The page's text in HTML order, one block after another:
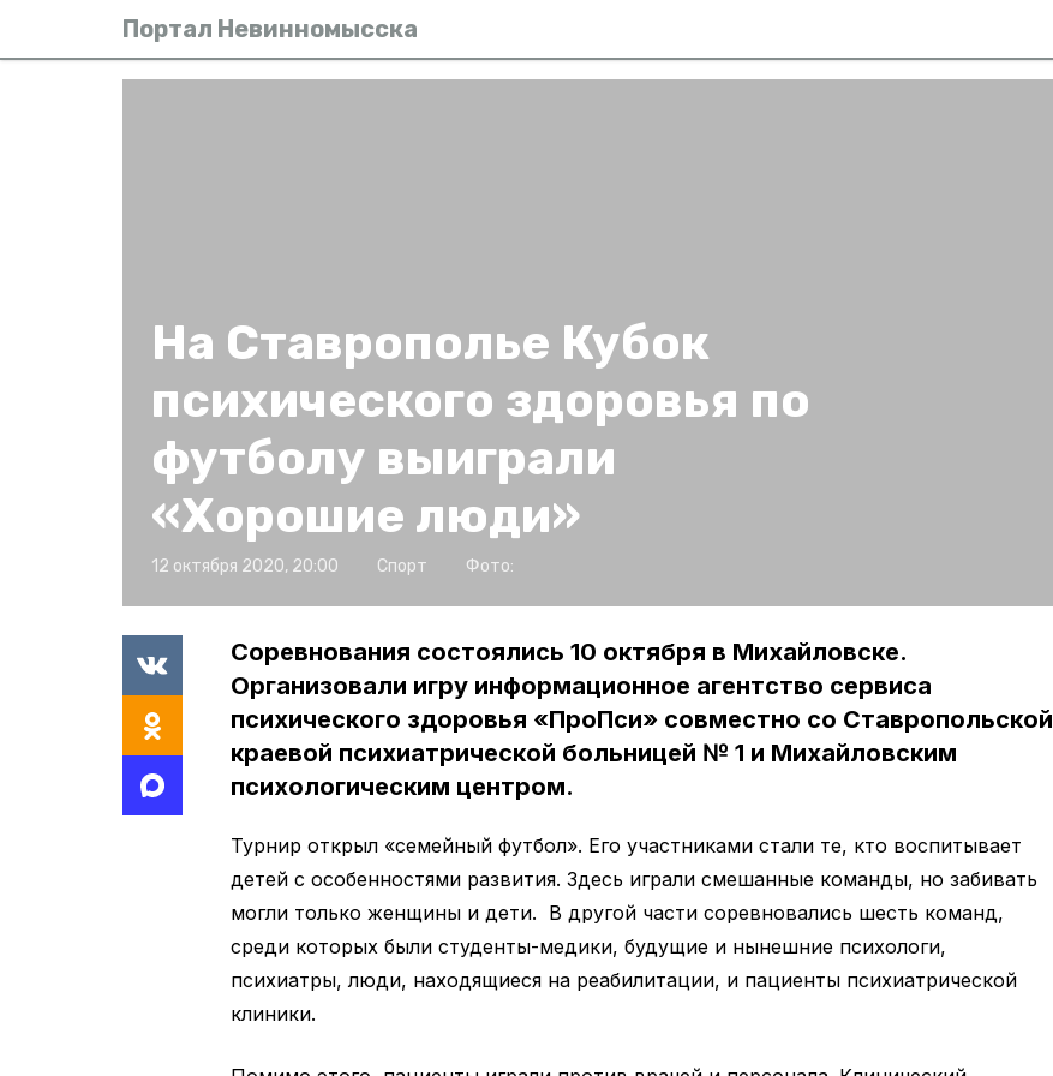
Портал Невинномысска
На Ставрополье Кубок
психического здоровья по
футболу выиграли
«Хорошие люди»
12 октября 2020, 20:00 Спорт Фото:
Соревнования состоялись 10 октября в Михайловске.
Организовали игру информационное агентство сервиса
психического здоровья «ПроПси» совместно со Ставропольской
краевой психиатрической больницей № 1 и Михайловским
психологическим центром.
Турнир открыл «семейный футбол». Его участниками стали те, кто воспитывает
детей с особенностями развития. Здесь играли смешанные команды, но забивать
могли только женщины и дети. В другой части соревновались шесть команд,
среди которых были студенты-медики, будущие и нынешние психологи,
психиатры, люди, находящиеся на реабилитации, и пациенты психиатрической
клиники.